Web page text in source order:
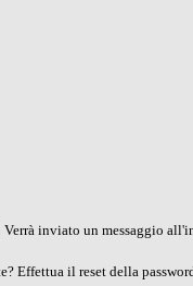
Verrà inviato un messaggio
Effettua il reset della